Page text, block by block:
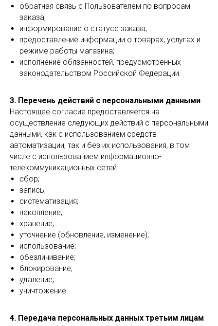
обратная связь с Пользователем по вопросам
заказа;
информирование о статусе заказа;
предоставление информации о товарах, услугах и
режиме работы магазина;
исполнение обязанностей, предусмотренных
законодательством Российской Федерации.
3. Перечень действий с персональными данными
Настоящее согласие предоставляется на
осуществление следующих действий с персональными
данными, как с использованием средств
автоматизации, так и без их использования, в том
числе с использованием информационно-
телекоммуникационных сетей:
сбор;
запись;
систематизация;
накопление;
хранение;
уточнение (обновление, изменение);
использование;
обезличивание;
блокирование;
удаление;
уничтожение.
4. Передача персональных данных третьим лицам